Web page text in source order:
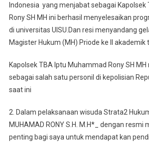
Indonesia yang menjabat sebagai Kapolsek
Rony SH MH ini berhasil menyelesaikan
di universitas UISU.Dan resi menyandang
Magister Hukum (MH) Priode ke II akademik
Kapolsek TBA Iptu Muhammad Rony SH
sebagai salah satu personil di kepolisian
saat ini
2. Dalam pelaksanaan wisuda Strata2
MUHAMAD RONY S.H. M.H*_ dengan
penting bagi saya untuk mendapat kan